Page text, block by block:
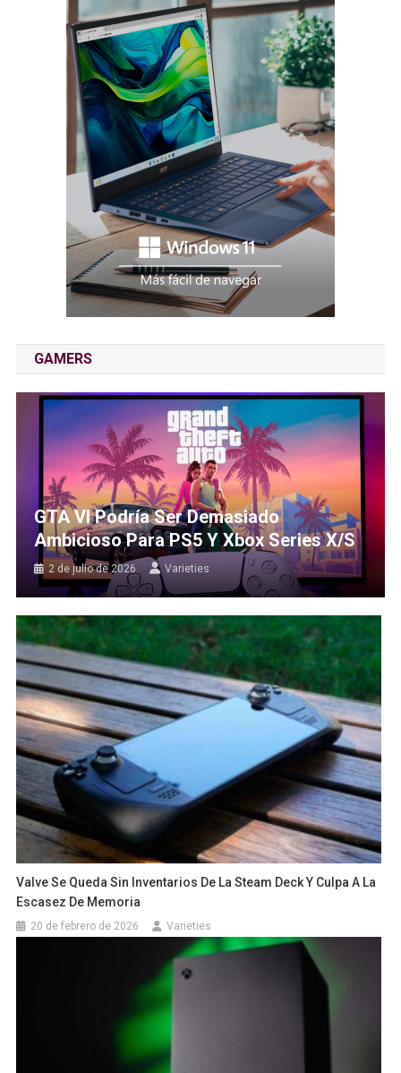
GAMERS
GTA VI Podría Ser Demasiado
Ambicioso Para PS5 Y Xbox Series X/S
2 de julio de 2026 Varieties
Valve Se Queda Sin Inventarios De La Steam Deck Y Culpa A La
Escasez De Memoria
20 de febrero de 2026 Varieties